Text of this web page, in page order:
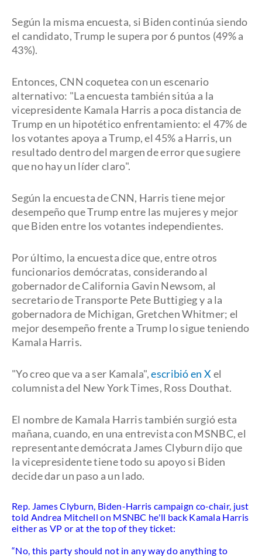
Según la misma encuesta, si Biden continúa siendo
el candidato, Trump le supera por 6 puntos (49% a
43%).
Entonces, CNN coquetea con un escenario
alternativo: "La encuesta también sitúa a la
vicepresidente Kamala Harris a poca distancia de
Trump en un hipotético enfrentamiento: el 47% de
los votantes apoya a Trump, el 45% a Harris, un
resultado dentro del margen de error que sugiere
que no hay un líder claro".
Según la encuesta de CNN, Harris tiene mejor
desempeño que Trump entre las mujeres y mejor
que Biden entre los votantes independientes.
Por último, la encuesta dice que, entre otros
funcionarios demócratas, considerando al
gobernador de California Gavin Newsom, al
secretario de Transporte Pete Buttigieg y a la
gobernadora de Michigan, Gretchen Whitmer; el
mejor desempeño frente a Trump lo sigue teniendo
Kamala Harris.
"Yo creo que va a ser Kamala",escribió en X el
columnista del New York Times, Ross Douthat.
El nombre de Kamala Harris también surgió esta
mañana, cuando, en una entrevista con MSNBC, el
representante demócrata James Clyburn dijo que
la vicepresidente tiene todo su apoyo si Biden
decide dar un paso a un lado.
Rep. James Clyburn, Biden-Harris campaign co-chair, just
told Andrea Mitchell on MSNBC he'll back Kamala Harris
either as VP or at the top of they ticket:
“No, this party should not in any way do anything to